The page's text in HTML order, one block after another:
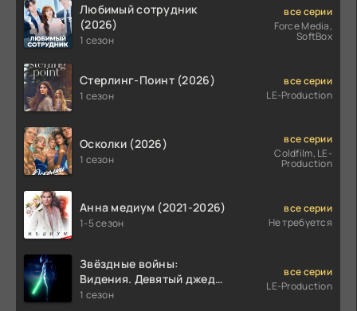
Любимый сотрудник
(2026)
1 сезон
все серии
Force Media,
SoftBox
Стерлинг-Поинт (2026)
1 сезон
все серии
LE-Production
Осколки (2026)
1 сезон
все серии
Coldfilm, LE-
Production
Анна медиум (2021-2026)
1-5 сезон
все серии
Не требуется
Звёздные войны:
Видения. Девятый джедай
(2026)
1 сезон
все серии
LE-Production